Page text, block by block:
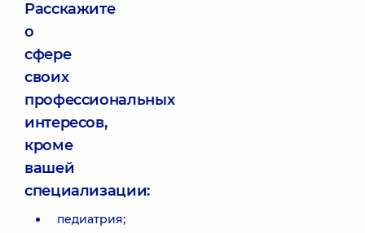
Расскажите
о
сфере
своих
профессиональных
интересов,
кроме
вашей
специализации:
педиатрия;